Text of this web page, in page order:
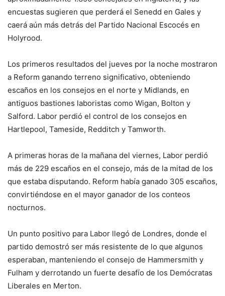
encuestas sugieren que perderá el Senedd en Gales y
caerá aún más detrás del Partido Nacional Escocés en
Holyrood.
Los primeros resultados del jueves por la noche mostraron
a Reform ganando terreno significativo, obteniendo
escaños en los consejos en el norte y Midlands, en
antiguos bastiones laboristas como Wigan, Bolton y
Salford. Labor perdió el control de los consejos en
Hartlepool, Tameside, Redditch y Tamworth.
A primeras horas de la mañana del viernes, Labor perdió
más de 229 escaños en el consejo, más de la mitad de los
que estaba disputando. Reform había ganado 305 escaños,
convirtiéndose en el mayor ganador de los conteos
nocturnos.
Un punto positivo para Labor llegó de Londres, donde el
partido demostró ser más resistente de lo que algunos
esperaban, manteniendo el consejo de Hammersmith y
Fulham y derrotando un fuerte desafío de los Demócratas
Liberales en Merton.